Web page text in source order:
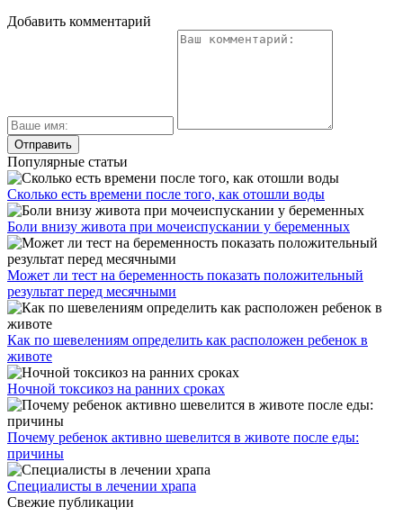
Добавить комментарий
Популярные статьи
Сколько есть времени после того, как отошли воды
Боли внизу живота при мочеиспускании у беременных
Может ли тест на беременность показать положительный
результат перед месячными
Как по шевелениям определить как расположен ребенок в
животе
Ночной токсикоз на ранних сроках
Почему ребенок активно шевелится в животе после еды:
причины
Специалисты в лечении храпа
Свежие публикации